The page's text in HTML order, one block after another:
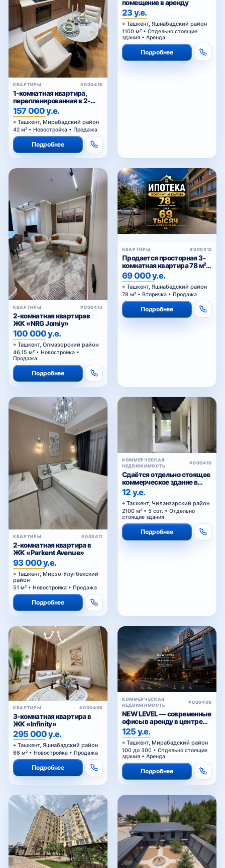
КВАРТИРЫ #000415
1-комнатная квартира,
перепланированная в 2-
комнатную, в ЖК
«Parkwood»
157 000 у.е.
Ташкент, Мирабадский район
42 м² • Новостройка • Продажа
Подробнее
помещение в аренду
23 у.е.
Ташкент, Яшнабадский район
1100 м² • Отдельно стоящие
здания • Аренда
Подробнее
КВАРТИРЫ #000413
2-комнатная квартирав
ЖК «NRG Jomiy»
100 000 у.е.
Ташкент, Олмазорский район
46,15 м² • Новостройка •
Продажа
Подробнее
КВАРТИРЫ #000412
Продается просторная 3-
комнатная квартира 78 м² в
Тузеле-2, Яшнабадский
район — возможна покупка
в ипотеку
69 000 у.е.
Ташкент, Яшнабадский район
78 м² • Вторичка • Продажа
Подробнее
КВАРТИРЫ #000411
2-комнатная квартира в
ЖК «Parkent Avenue»
93 000 у.е.
Ташкент, Мирзо-Улугбекский
район
51 м² • Новостройка • Продажа
Подробнее
КОММЕРЧЕСКАЯ
НЕДВИЖИМОСТЬ
#000410
Сдаётся отдельно стоящее
коммерческое здание в
аренду
12 у.е.
Ташкент, Чиланзарский район
2100 м² • 5 сот. • Отдельно
стоящие здания
Подробнее
КВАРТИРЫ #000409
3-комнатная квартира в
ЖК «Infinity»
295 000 у.е.
Ташкент, Яшнабадский район
66 м² • Новостройка • Продажа
Подробнее
КОММЕРЧЕСКАЯ
НЕДВИЖИМОСТЬ
#000408
NEW LEVEL — современные
офисы в аренду в центре
Ташкента от 25 уе за м²
125 у.е.
Ташкент, Мирабадский район
100 до 300 • Отдельно стоящие
здания • Аренда
Подробнее